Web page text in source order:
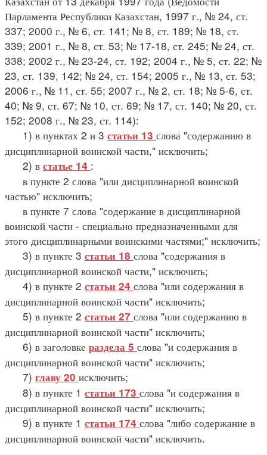
Парламента Республики Казахстан, 1997 г., № 24, ст.
337; 2000 г., № 6, ст. 141; № 8, ст. 189; № 18, ст.
339; 2001 г., № 8, ст. 53; № 17-18, ст. 245; № 24, ст.
338; 2002 г., № 23-24, ст. 192; 2004 г., № 5, ст. 22; №
23, ст. 139, 142; № 24, ст. 154; 2005 г., № 13, ст. 53;
2006 г., № 11, ст. 55; 2007 г., № 2, ст. 18; № 5-6, ст.
40; № 9, ст. 67; № 10, ст. 69; № 17, ст. 140; № 20, ст.
152; 2008 г., № 23, ст. 114):
1) в пунктах 2 и 3 статьи 13 слова "содержанию в
дисциплинарной воинской части," исключить;
2) в статье 14 :
в пункте 2 слова "или дисциплинарной воинской
частью" исключить;
в пункте 7 слова "содержание в дисциплинарной
воинской части - специально предназначенными для
этого дисциплинарными воинскими частями;" исключить;
3) в пункте 3 статьи 18 слова "содержания в
дисциплинарной воинской части," исключить;
4) в пункте 2 статьи 24 слова "или содержания в
дисциплинарной воинской части" исключить;
5) в пункте 2 статьи 27 слова "или содержанию в
дисциплинарной воинской части" исключить;
6) в заголовке раздела 5 слова "и содержания в
дисциплинарной воинской части" исключить;
7) главу 20 исключить;
8) в пункте 1 статьи 173 слова "и содержания в
дисциплинарной воинской части" исключить;
9) в пункте 1 статьи 174 слова "либо содержание в
дисциплинарной воинской части" исключить.